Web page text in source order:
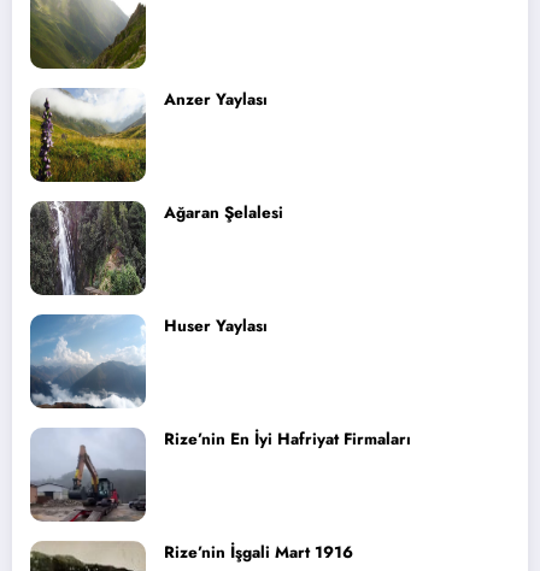
Anzer Yaylası
Ağaran Şelalesi
Huser Yaylası
Rize’nin En İyi Hafriyat Firmaları
Rize’nin İşgali Mart 1916